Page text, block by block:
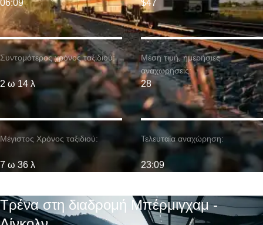
Συντομότερος χρόνος ταξιδιού:
2 ω 14 λ
06:09
Μέγιστος Χρόνος ταξιδιού:
7 ω 36 λ
$47
Μέση τιμή. ημερήσιες
αναχωρήσεις:
28
Τελευταία αναχώρηση:
23:09
Τρένα στη διαδρομή Μπέρμιγχαμ -